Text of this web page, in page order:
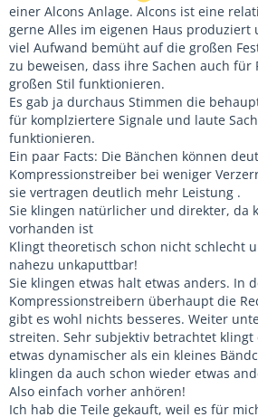
einer Alcons Anlage. Alcons ist eine
gerne Alles im eigenen Haus produziert
viel Aufwand bemüht auf die großen
zu beweisen, dass ihre Sachen auch für
großen Stil funktionieren.
Es gab ja durchaus Stimmen die
für komplziertere Signale und laute
funktionieren.
Ein paar Facts: Die Bänchen können
Kompressionstreiber bei weniger
sie vertragen deutlich mehr Leistung .
Sie klingen natürlicher und direkter, da
vorhanden ist
Klingt theoretisch schon nicht schlecht
nahezu unkaputtbar!
Sie klingen etwas halt etwas anders. In
Kompressionstreibern überhaupt die
gibt es wohl nichts besseres. Weiter
streiten. Sehr subjektiv betrachtet
etwas dynamischer als ein kleines
klingen da auch schon wieder etwas
Also einfach vorher anhören!
Ich hab die Teile gekauft, weil es für